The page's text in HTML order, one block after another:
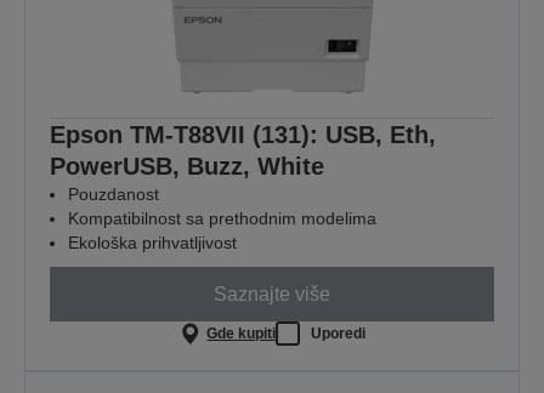
Epson TM-T88VII (131): USB, Eth,
PowerUSB, Buzz, White
Pouzdanost
Kompatibilnost sa prethodnim modelima
Ekološka prihvatljivost
Saznajte više
Gde kupiti Uporedi